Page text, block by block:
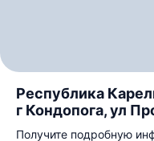
Республика
г Кондопога, ул
Получите подробную